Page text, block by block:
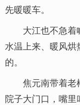
先暖暖车。
大江也不急
水温上来、暖风
的。
焦元南带着老
院子大门口，嘴里